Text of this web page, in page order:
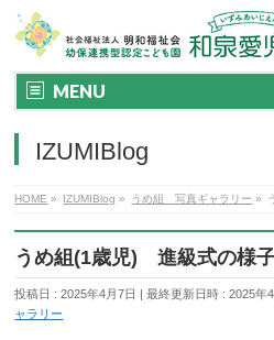
MENU
IZUMIBlog
HOME » IZUMIBlog » うめ組 写真ギャラリー »
うめ組(1歳児) 進級式の様
投稿日 : 2025年4月7日 最終更新日時 : 2025年
ャラリー